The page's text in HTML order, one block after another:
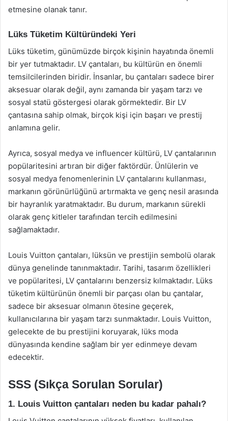
etmesine olanak tanır.
Lüks Tüketim Kültüründeki Yeri
Lüks tüketim, günümüzde birçok kişinin hayatında önemli
bir yer tutmaktadır. LV çantaları, bu kültürün en önemli
temsilcilerinden biridir. İnsanlar, bu çantaları sadece birer
aksesuar olarak değil, aynı zamanda bir yaşam tarzı ve
sosyal statü göstergesi olarak görmektedir. Bir LV
çantasına sahip olmak, birçok kişi için başarı ve prestij
anlamına gelir.
Ayrıca, sosyal medya ve influencer kültürü, LV çantalarının
popülaritesini artıran bir diğer faktördür. Ünlülerin ve
sosyal medya fenomenlerinin LV çantalarını kullanması,
markanın görünürlüğünü artırmakta ve genç nesil arasında
bir hayranlık yaratmaktadır. Bu durum, markanın sürekli
olarak genç kitleler tarafından tercih edilmesini
sağlamaktadır.
Louis Vuitton çantaları, lüksün ve prestijin sembolü olarak
dünya genelinde tanınmaktadır. Tarihi, tasarım özellikleri
ve popülaritesi, LV çantalarını benzersiz kılmaktadır. Lüks
tüketim kültürünün önemli bir parçası olan bu çantalar,
sadece bir aksesuar olmanın ötesine geçerek,
kullanıcılarına bir yaşam tarzı sunmaktadır. Louis Vuitton,
gelecekte de bu prestijini koruyarak, lüks moda
dünyasında kendine sağlam bir yer edinmeye devam
edecektir.
SSS (Sıkça Sorulan Sorular)
1. Louis Vuitton çantaları neden bu kadar pahalı?